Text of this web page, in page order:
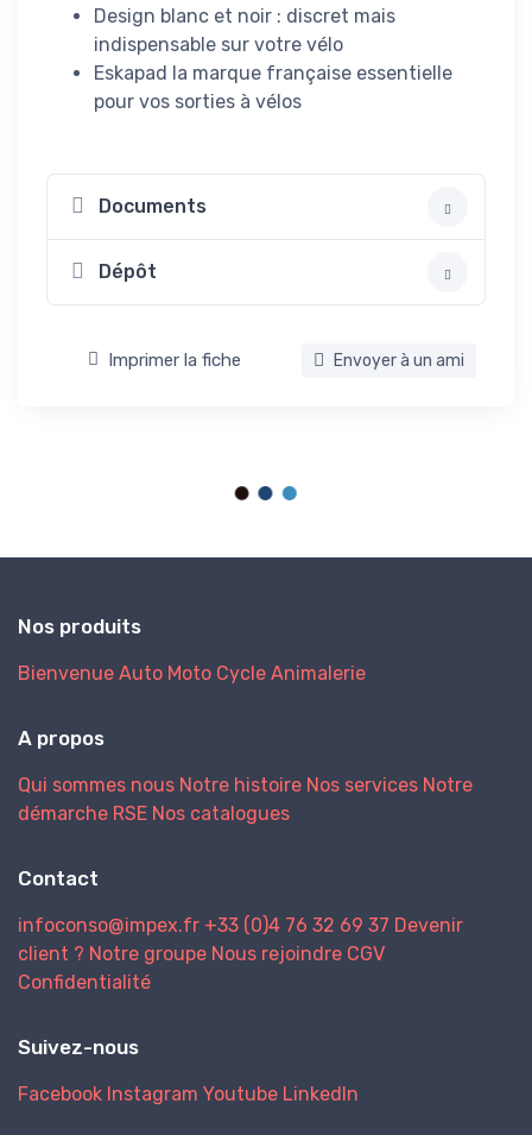
Design blanc et noir : discret mais
indispensable sur votre vélo
Eskapad la marque française essentielle
pour vos sorties à vélos
Documents
Dépôt
Imprimer la fiche Envoyer à un ami
Nos produits
Bienvenue Auto Moto Cycle Animalerie
A propos
Qui sommes nous Notre histoire Nos services Notre
démarche RSE Nos catalogues
Contact
infoconso@impex.fr +33 (0)4 76 32 69 37 Devenir
client ? Notre groupe Nous rejoindre CGV
Confidentialité
Suivez-nous
Facebook Instagram Youtube LinkedIn